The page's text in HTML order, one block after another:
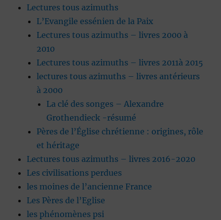
Lectures tous azimuths
L’Evangile essénien de la Paix
Lectures tous azimuths – livres 2000 à
2010
Lectures tous azimuths – livres 2011à 2015
lectures tous azimuths – livres antérieurs
à 2000
La clé des songes – Alexandre
Grothendieck -résumé
Pères de l’Église chrétienne : origines, rôle
et héritage
Lectures tous azimuths – livres 2016-2020
Les civilisations perdues
les moines de l’ancienne France
Les Pères de l’Eglise
les phénomènes psi